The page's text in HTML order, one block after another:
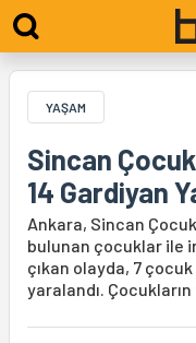
YAŞAM
Sincan
14 Gardiyan
Ankara, Sincan
bulunan çocuklar ile
çıkan olayda, 7
yaralandı.